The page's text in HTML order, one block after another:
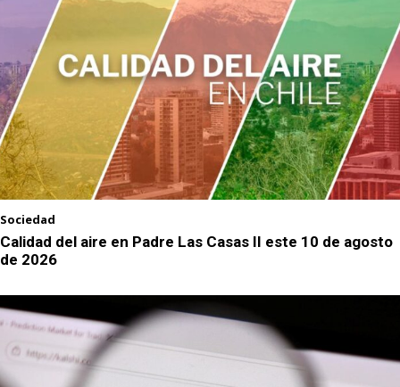
Sociedad
Calidad del aire en Padre Las Casas II este 10 de agosto
de 2026